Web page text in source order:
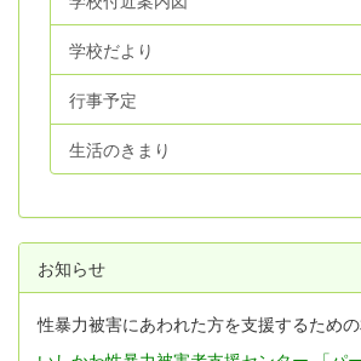
学校だより
行事予定
生活のきまり
お知らせ
性暴力被害にあわれた方を支援するため